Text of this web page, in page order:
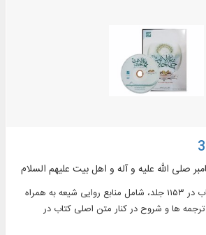
في ۶۲ مجلداً بقابليات البحث
صلی الله علیه و آله و اهل بیت علیهم السلام
متن کامل ۴۳۱ عنوان کتاب در ۱۱۵۳ جلد، شامل منابع روایی شیعه به همراه
ها و شروح در کنار متن اصلی کتاب در
تفسیر و ...